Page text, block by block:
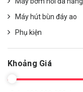
Máy hút bùn đáy ao
Phụ kiện
Khoảng Giá